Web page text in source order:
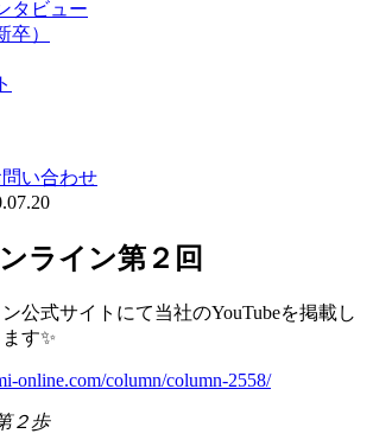
タビュー
卒）
問い合わせ
ライン第２回
公式サイトにて当社のYouTubeを掲載し
す✨
online.com/column/column-2558/
２歩